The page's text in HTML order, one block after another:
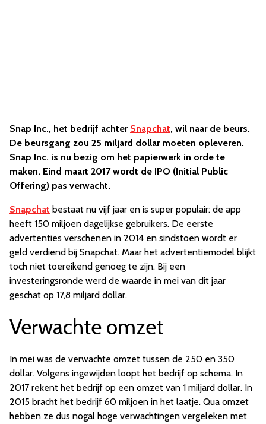
Snap Inc., het bedrijf achter Snapchat, wil naar de beurs.
De beursgang zou 25 miljard dollar moeten opleveren.
Snap Inc. is nu bezig om het papierwerk in orde te
maken. Eind maart 2017 wordt de IPO (Initial Public
Offering) pas verwacht.
Snapchat bestaat nu vijf jaar en is super populair: de app
heeft 150 miljoen dagelijkse gebruikers. De eerste
advertenties verschenen in 2014 en sindstoen wordt er
geld verdiend bij Snapchat. Maar het advertentiemodel blijkt
toch niet toereikend genoeg te zijn. Bij een
investeringsronde werd de waarde in mei van dit jaar
geschat op 17,8 miljard dollar.
Verwachte omzet
In mei was de verwachte omzet tussen de 250 en 350
dollar. Volgens ingewijden loopt het bedrijf op schema. In
2017 rekent het bedrijf op een omzet van 1 miljard dollar. In
2015 bracht het bedrijf 60 miljoen in het laatje. Qua omzet
hebben ze dus nogal hoge verwachtingen vergeleken met